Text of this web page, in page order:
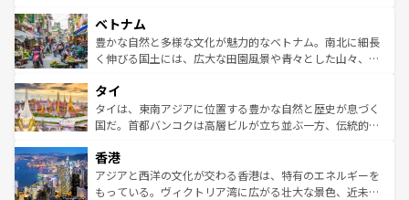
参照してほしい。
容にもいいと評判のスイーツなど、バラエティ豊かな料理
が味わえる。 なお、新着の台湾情報は コンテンツ一覧を参
照してほしい。
き、地方に足を延ばせば四季折々の自然美を楽しむことが
できる。そして、キムチや焼肉、絶品のストリートフード
まで、さまざまな韓国料理が待っている。夜には、韓国な
リティに包まれながら、韓国の多彩な魅力を心ゆくまで味
わってみてほしい。 なお、新着の韓国情報はコンテンツ一
覧を参照してほしい。
ベトナム
豊かな自然と多様な文化が魅力的なベトナム。南北に細長
く伸びる国土には、広大な田園風景や青々とした山々、世
急速な発展と共に伝統が息づく。ハノイの古い町並みやホ
ーチミン市のフランス統治時代の建物も、独特の雰囲気を
醸し出している。また、バラエティの豊かさとおいしさで
とつ。フォーやバインミー、ベトナムコーヒーなどは、ぜ
ひ現地で味わいたい。どの地域を訪れてもあたたかい人々
が旅行者を迎えてくれるので、きっと忘れられない旅にな
タイ
タイは、東南アジアに位置する豊かな自然と歴史が息づく
国だ。首都バンコクは高層ビルが立ち並ぶ一方、伝統的な
の活気が交差している。北部ではチェンマイなどの山岳地
帯で自然と触れ合い、南部ではプーケットやクラビの美し
いビーチでリゾート気分を楽しむことができる。タイ料理
香港
アジアと西洋の文化が交わる香港は、特有のエネルギーを
もっている。ヴィクトリア湾に広がる壮大な景色、近未来